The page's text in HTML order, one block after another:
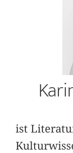
ist